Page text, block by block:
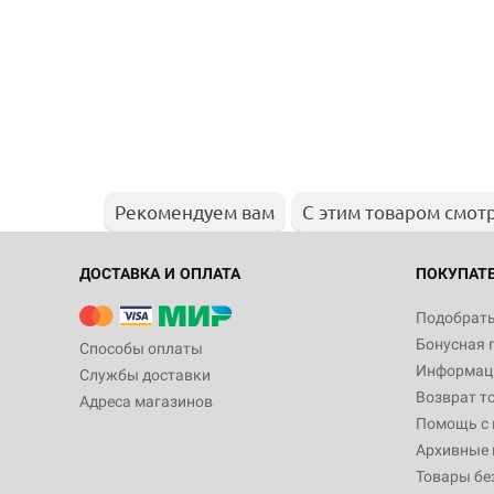
Рекомендуем вам С этим товаром
ДОСТАВКА И ОПЛАТА
Способы оплаты
Службы доставки
Адреса магазинов
Бонусная
Возврат
Помощь с
Архивные
Товары